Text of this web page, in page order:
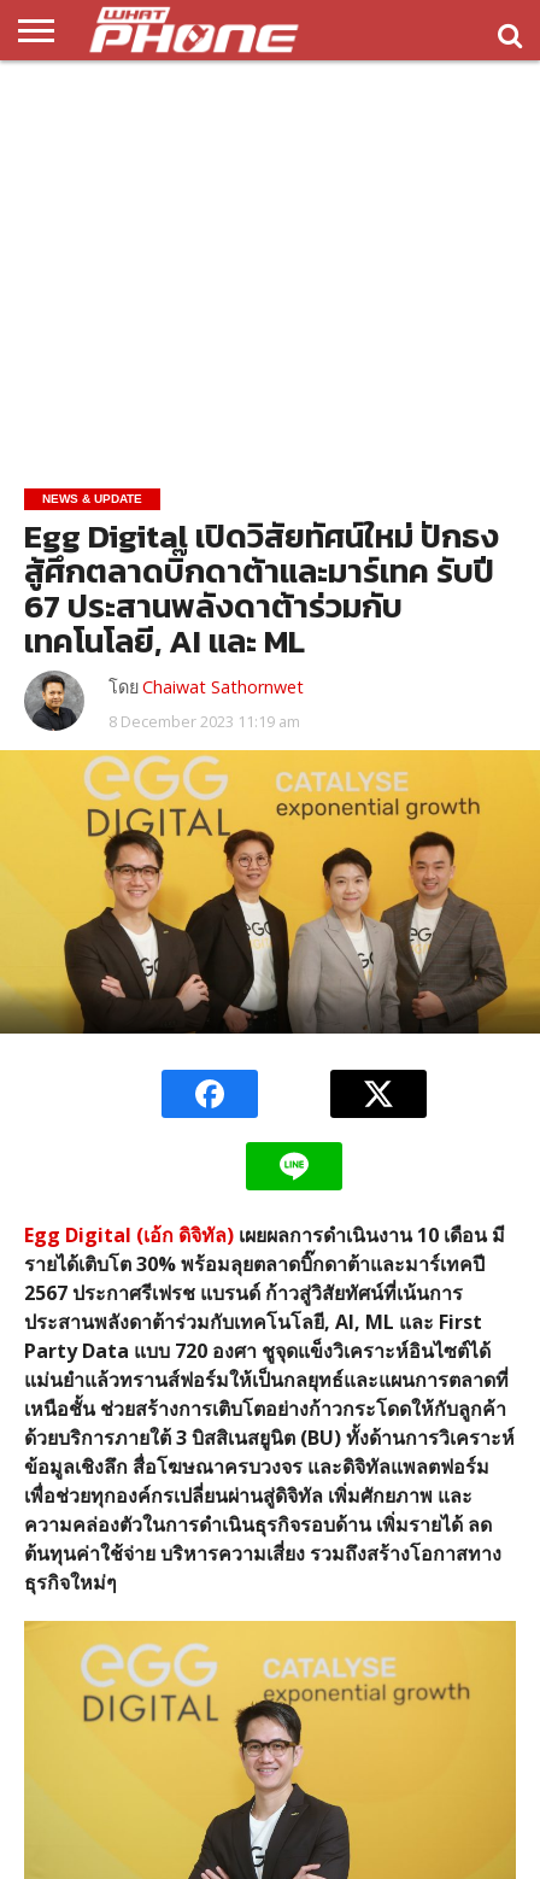
NEWS & UPDATE
Egg Digital เปิดวิสัยทัศน์ใหม่ ปักธง
สู้ศึกตลาดบิ๊กดาต้าและมาร์เทค รับปี
67 ประสานพลังดาต้าร่วมกับ
เทคโนโลยี, AI และ ML
โดยChaiwat Sathornwet
8 December 2023 11:19 am
Egg Digital (เอ้ก ดิจิทัล) เผยผลการดำเนินงาน10 เดือน มี
รายได้เติบโต30%พร้อมลุยตลาดบิ๊กดาต้าและมาร์เทคปี
2567 ประกาศรีเฟรช แบรนด์ ก้าวสู่วิสัยทัศน์ที่เน้นการ
ประสานพลังดาต้าร่วมกับเทคโนโลยี, AI, ML และ First
Party Data แบบ720 องศา ชูจุดแข็งวิเคราะห์อินไซต์ได้
แม่นยำแล้วทรานส์ฟอร์มให้เป็นกลยุทธ์และแผนการตลาดที่
เหนือชั้น ช่วยสร้างการเติบโตอย่างก้าวกระโดดให้กับลูกค้า
ด้วยบริการภายใต้3บิสสิเนสยูนิต(BU)ทั้งด้านการวิเคราะห์
ข้อมูลเชิงลึก สื่อโฆษณาครบวงจร และดิจิทัลแพลตฟอร์ม
เพื่อช่วยทุกองค์กรเปลี่ยนผ่านสู่ดิจิทัล เพิ่มศักยภาพ และ
ความคล่องตัวในการดำเนินธุรกิจรอบด้าน เพิ่มรายได้ ลด
ต้นทุนค่าใช้จ่าย บริหารความเสี่ยง รวมถึงสร้างโอกาสทาง
ธุรกิจใหม่ๆ